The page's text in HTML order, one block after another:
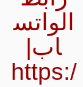
الواتس
اب|
https:/